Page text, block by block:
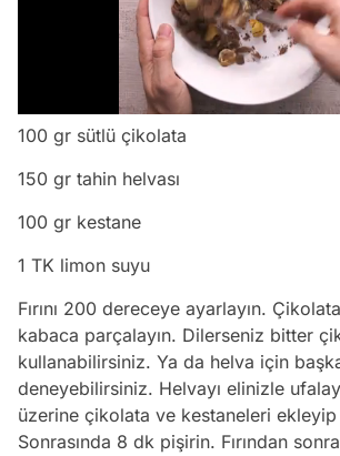
100 gr sütlü çikolata
150 gr tahin helvası
100 gr kestane
1 TK limon suyu
Fırını 200 dereceye ayarlayın.
kabaca parçalayın. Dilerseniz bitter
kullanabilirsiniz. Ya da helva için
deneyebilirsiniz. Helvayı elinizle
üzerine çikolata ve kestaneleri ekleyip
Sonrasında 8 dk pişirin. Fırından